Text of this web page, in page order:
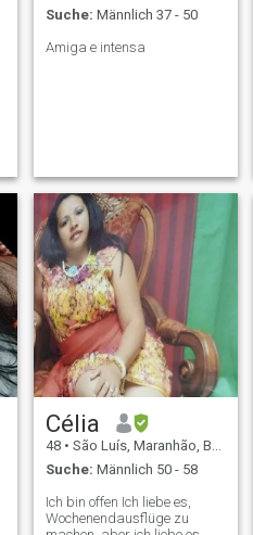
Suche: Männlich 37 - 50
Amiga e intensa
Célia
48 • São Luís, Maranhão, Brasilien
Suche: Männlich 50 - 58
Ich bin offen Ich liebe es,
Wochenendausflüge zu